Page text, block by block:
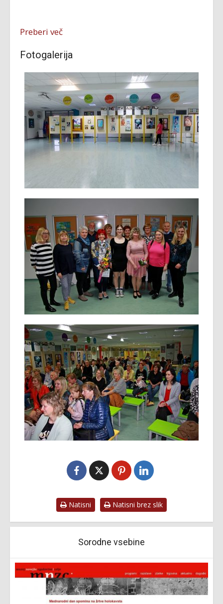
Preberi več
Fotogalerija
Natisni Natisni brez slik
Sorodne vsebine